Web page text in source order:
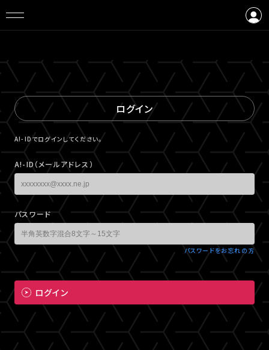
ログイン
A!-IDでログインしてください。
A!-ID（メールアドレス）
パスワード
パスワードをお忘れの方
ログイン